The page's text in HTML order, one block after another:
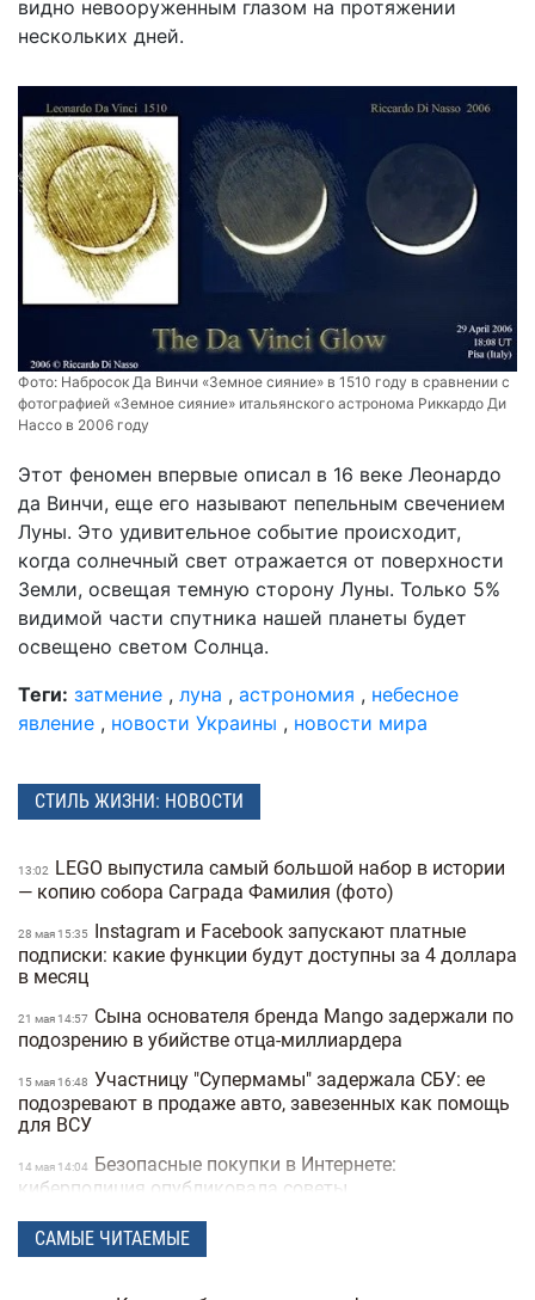
видно невооруженным глазом на протяжении
нескольких дней.
Фото: Набросок Да Винчи «Земное сияние» в 1510 году в сравнении с
фотографией «Земное сияние» итальянского астронома Риккардо Ди
Нассо в 2006 году
Этот феномен впервые описал в 16 веке Леонардо
да Винчи, еще его называют пепельным свечением
Луны. Это удивительное событие происходит,
когда солнечный свет отражается от поверхности
Земли, освещая темную сторону Луны. Только 5%
видимой части спутника нашей планеты будет
освещено светом Солнца.
Теги: затмение , луна , астрономия , небесное
явление , новости Украины , новости мира
СТИЛЬ ЖИЗНИ: НОВОСТИ
13:02
LEGO выпустила самый большой набор в истории
— копию собора Саграда Фамилия (фото)
28 мая 15:35
Instagram и Facebook запускают платные
подписки: какие функции будут доступны за 4 доллара
в месяц
21 мая 14:57
Сына основателя бренда Mango задержали по
подозрению в убийстве отца-миллиардера
15 мая 16:48 Участницу "Супермамы" задержала СБУ: ее
подозревают в продаже авто, завезенных как помощь
для ВСУ
14 мая 14:04 Безопасные покупки в Интернете:
киберполиция опубликовала советы
28 апреля 16:14 Украинец побил мировой рекорд: сотрудник
морга сделал 230 татуировок костей и стал "живым
САМЫЕ ЧИТАЕМЫЕ